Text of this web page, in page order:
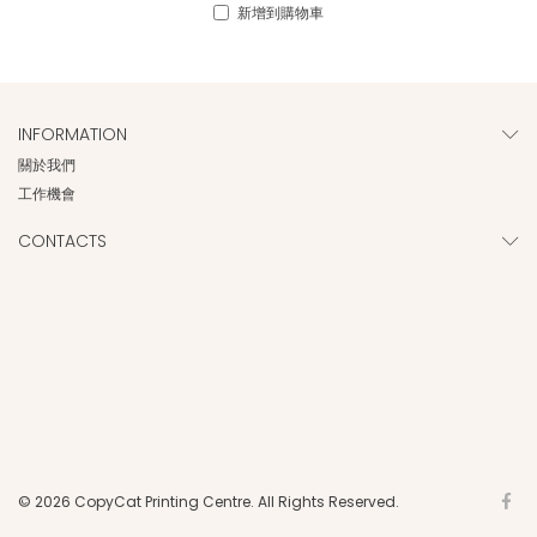
新增到購物車
INFORMATION
關於我們
工作機會
CONTACTS
© 2026 CopyCat Printing Centre. All Rights Reserved.